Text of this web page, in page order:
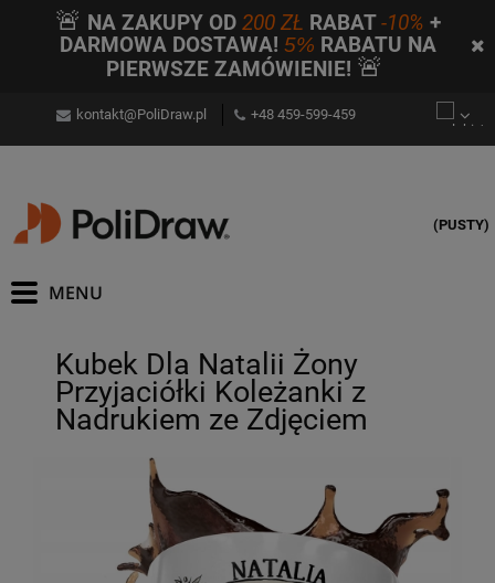
🚨 NA ZAKUPY OD200 ZŁ RABAT-10% +
DARMOWA DOSTAWA! 5% RABATU NA
PIERWSZE ZAMÓWIENIE! 🚨
kontakt@PoliDraw.pl +48 459-599-459
(PUSTY)
Kubek Dla Natalii Żony
Przyjaciółki Koleżanki z
Nadrukiem ze Zdjęciem